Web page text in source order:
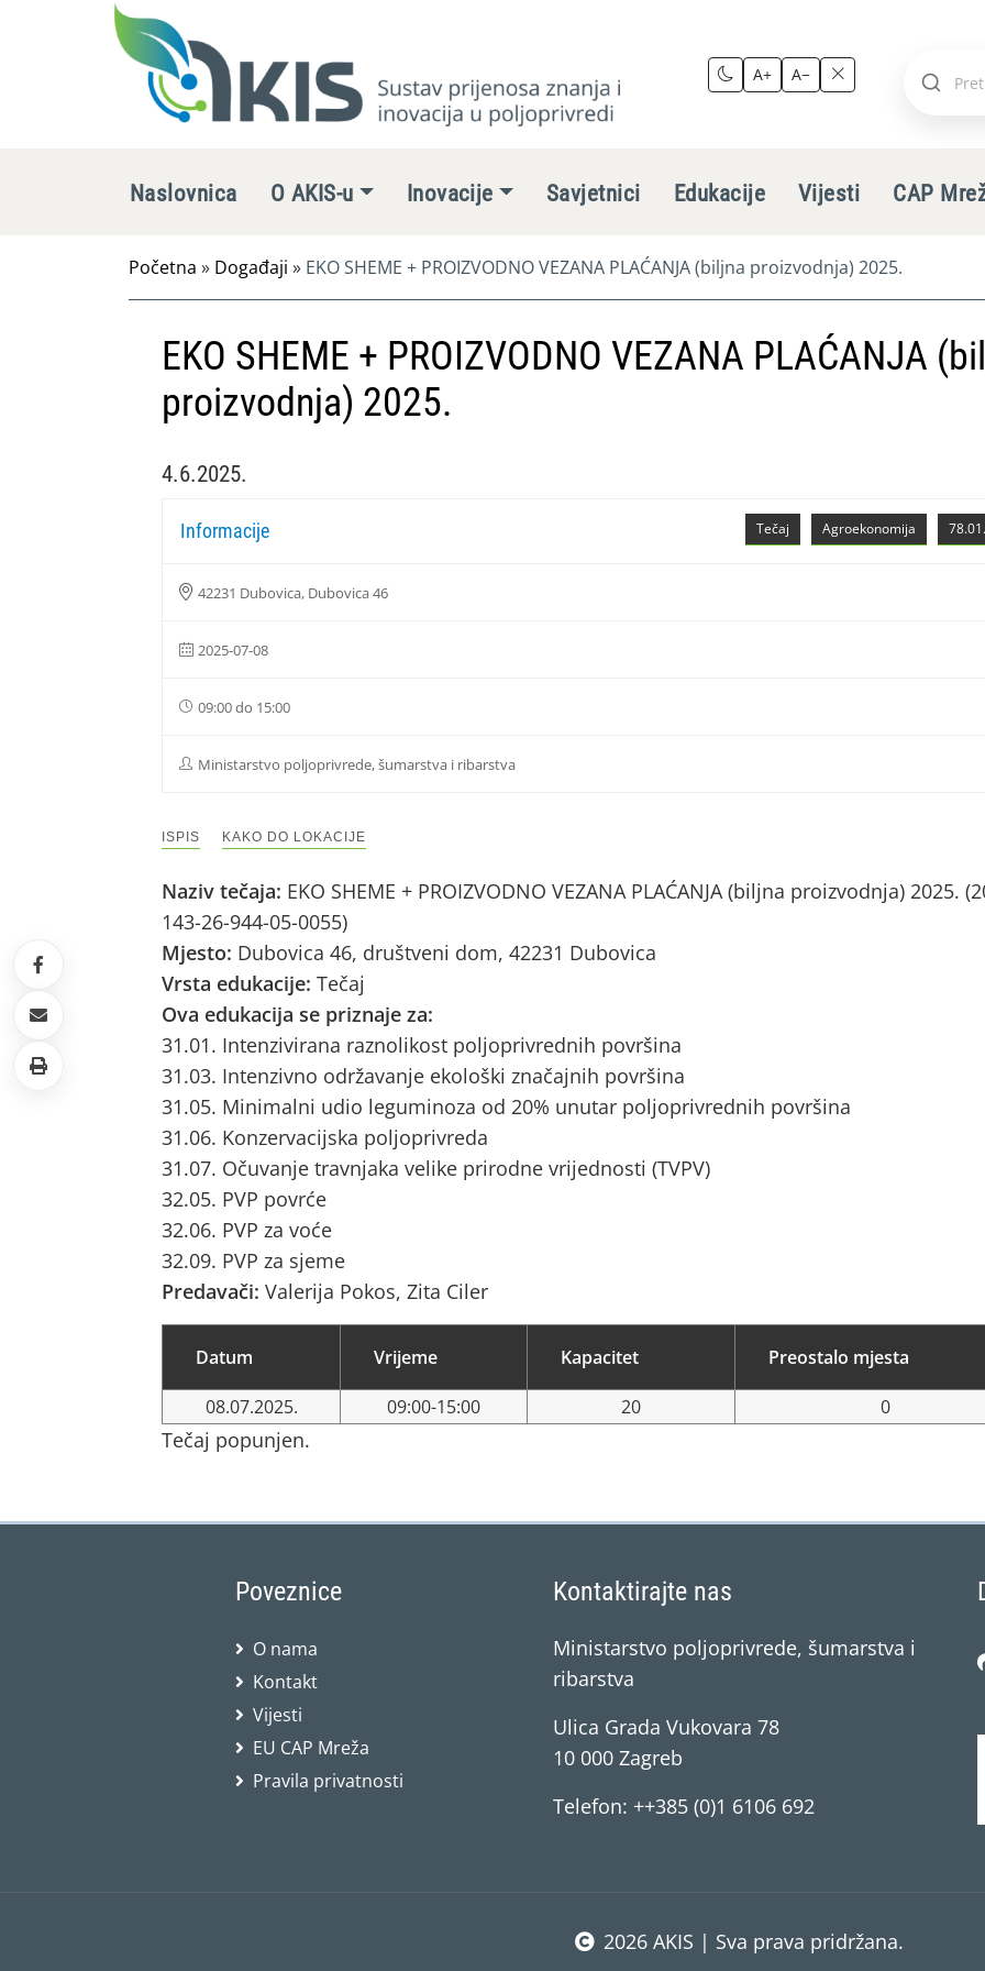
A+ A−
Pretraži
Naslovnica O AKIS-u Inovacije Savjetnici Edukacije Vijesti CAP
Početna » Događaji » EKO SHEME + PROIZVODNO VEZANA PLAĆANJA (biljna proizvodnja) 2025.
EKO SHEME + PROIZVODNO VEZANA PLAĆANJA
proizvodnja) 2025.
4.6.2025.
Agroekonomija
Tečaj
Informacije
42231 Dubovica, Dubovica 46
2025-07-08
09:00 do 15:00
Ministarstvo poljoprivrede, šumarstva i ribarstva
ISPIS KAKO DO LOKACIJE
Naziv tečaja: EKO SHEME + PROIZVODNO VEZANA PLAĆANJA (biljna proizvodnja) 2025.
143-26-944-05-0055)
Mjesto: Dubovica 46, društveni dom, 42231 Dubovica
Vrsta edukacije: Tečaj
Ova edukacija se priznaje za:
31.01. Intenzivirana raznolikost poljoprivrednih površina
31.03. Intenzivno održavanje ekološki značajnih površina
31.05. Minimalni udio leguminoza od 20% unutar poljoprivrednih površina
31.06. Konzervacijska poljoprivreda
31.07. Očuvanje travnjaka velike prirodne vrijednosti (TVPV)
32.05. PVP povrće
32.06. PVP za voće
32.09. PVP za sjeme
Predavači: Valerija Pokos, Zita Ciler
Datum Vrijeme Kapacitet Preostalo mjesta
08.07.2025. 09:00-15:00 20 0
Tečaj popunjen.
Poveznice
O nama
Kontakt
Vijesti
EU CAP Mreža
Pravila privatnosti
Kontaktirajte nas
Ministarstvo poljoprivrede, šumarstva i
ribarstva
Ulica Grada Vukovara 78
10 000 Zagreb
Telefon: ++385 (0)1 6106 692
2026 AKIS | Sva prava pridržana.